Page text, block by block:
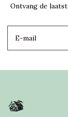
Ontvang de